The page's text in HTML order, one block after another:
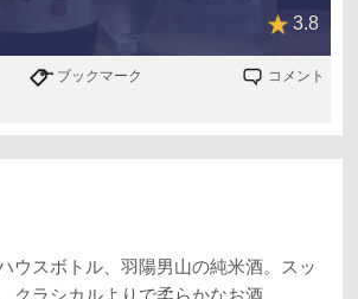
3.8
ブックマーク コメント
ウスボトル、羽陽男山の純米酒。スッ
クラシカルよりで柔らかなお酒